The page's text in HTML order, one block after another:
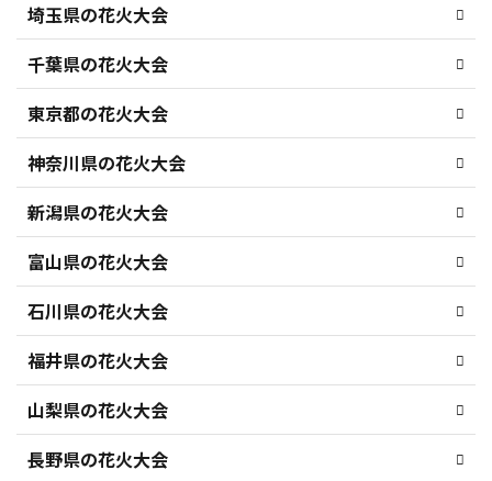
埼玉県の花火大会
千葉県の花火大会
東京都の花火大会
神奈川県の花火大会
新潟県の花火大会
富山県の花火大会
石川県の花火大会
福井県の花火大会
山梨県の花火大会
長野県の花火大会